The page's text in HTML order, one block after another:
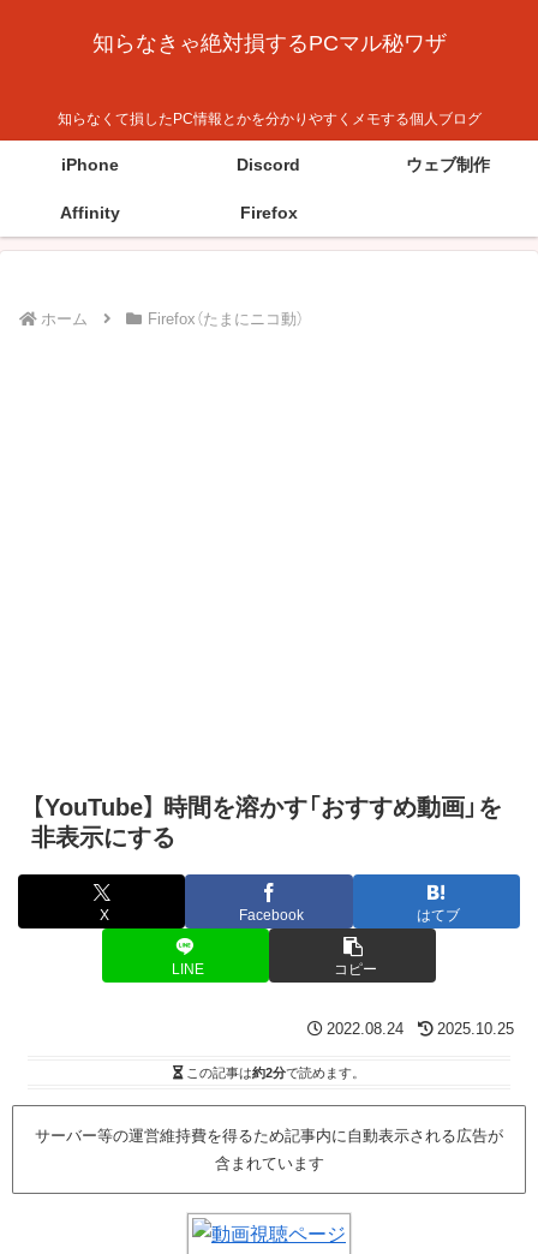
知らなきゃ絶対損するPCマル秘ワザ
知らなくて損したPC情報とかを分かりやすくメモする個人ブログ
iPhone Discord ウェブ制作
Affinity Firefox
ホーム Firefox（たまにニコ動）
【YouTube】 時間を溶かす「おすすめ動画」を
非表示にする
X Facebook はてブ
LINE コピー
2022.08.24 2025.10.25
この記事は約2分で読めます。
サーバー等の運営維持費を得るため記事内に自動表示される広告が
含まれています